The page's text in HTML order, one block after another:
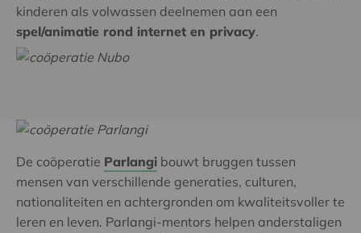
kinderen als volwassen deelnemen aan een
spel/animatie rond internet en privacy.
De coöperatie Parlangi bouwt bruggen tussen
mensen van verschillende generaties, culturen,
nationaliteiten en achtergronden om kwaliteitsvoller te
leren en leven. Parlangi-mentors helpen anderstaligen